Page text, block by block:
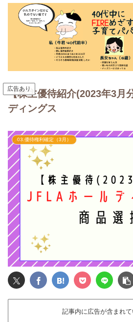
広告あり
【株主優待紹介(2023年3月
ディングス
03.優待権利確定（3月）
記事内に広告が含まれて